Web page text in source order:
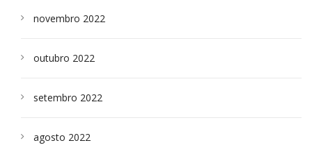
novembro 2022
outubro 2022
setembro 2022
agosto 2022